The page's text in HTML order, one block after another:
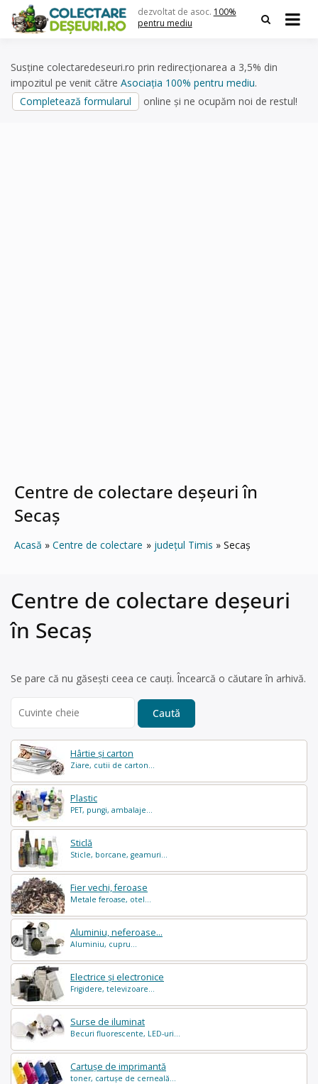
content
dezvoltat de asoc. 100%
pentru mediu
Susține colectaredeseuri.ro prin redirecționarea a 3,5% din
impozitul pe venit către Asociația 100% pentru mediu.
Completează formularul
online și ne ocupăm noi de restul!
Centre de colectare deșeuri în
Secaş
Acasă Centre de colectare județul Timis Secaş
Hârtie și carton
Ziare, cutii de carton...
Plastic
PET, pungi, ambalaje...
Sticlă
Sticle, borcane, geamuri...
Fier vechi, feroase
Metale feroase, otel...
Aluminiu, neferoase...
Aluminiu, cupru...
Electrice și electronice
Frigidere, televizoare...
Surse de iluminat
Becuri fluorescente, LED-uri...
Cartușe de imprimantă
toner, cartușe de cerneală...
Centre de colectare deșeuri
în Secaş
Se pare că nu găsești ceea ce cauți. Încearcă o căutare în arhivă.
for: